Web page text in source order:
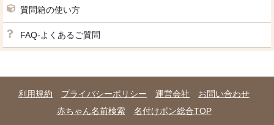
質問箱の使い方
FAQ-よくあるご質問
利用規約 プライバシーポリシー 運営会社
お問い合わせ
赤ちゃん名前検索
名付けポン総合TOP